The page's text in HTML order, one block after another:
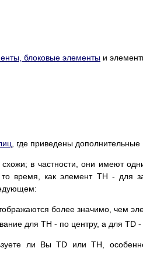
блоковые элементы и
, где приведены
в частности, они имеют
время, как элемент TH - для
более значимо, чем
для TH - по центру, а для TD -
ли Вы TD или TH,